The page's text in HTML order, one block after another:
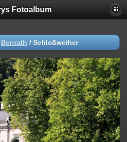
Fotoalbum
Benrath / Schloßweiher